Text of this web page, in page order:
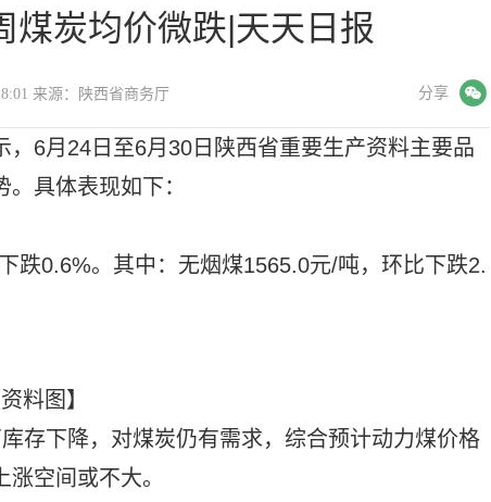
煤炭均价微跌|天天日报
来源：陕西省商务厅 分享
6月24日至6月30日陕西省重要生产资料主要品
具体表现如下：
跌0.6%。其中：无烟煤1565.0元/吨，环比下跌2.
资料图】
存下降，对煤炭仍有需求，综合预计动力煤价格
空间或不大。